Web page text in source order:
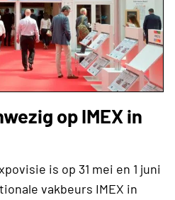
op IMEX in
is op 31 mei en 1 juni
vakbeurs IMEX in